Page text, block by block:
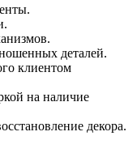
деталей.
клиентом
на наличие
декора.